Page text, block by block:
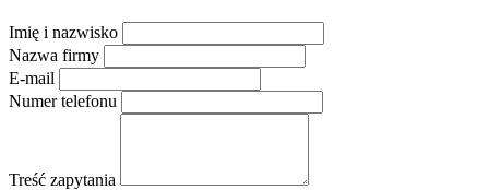
Imię i nazwisko
Nazwa firmy
E-mail
Numer telefonu
Treść zapytania